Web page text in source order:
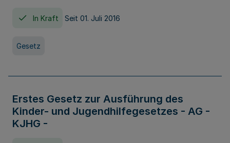
In Kraft Seit 01. Juli 2016
Gesetz
Erstes Gesetz zur Ausführung des
Kinder- und Jugendhilfegesetzes - AG -
KJHG -